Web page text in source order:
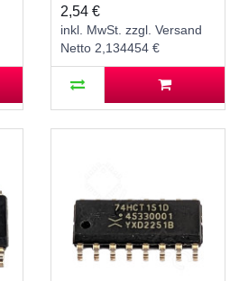
2,54 €
inkl. MwSt. zzgl. Versand
Netto 2,134454 €